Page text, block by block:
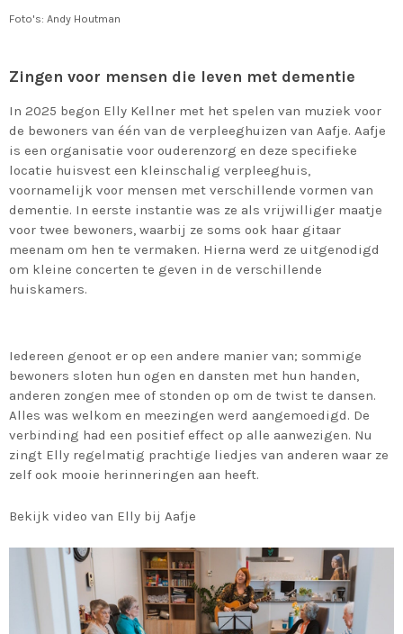
Foto's: Andy Houtman
Zingen voor mensen die leven met dementie
In 2025 begon Elly Kellner met het spelen van muziek voor
de bewoners van één van de verpleeghuizen van Aafje. Aafje
is een organisatie voor ouderenzorg en deze specifieke
locatie huisvest een kleinschalig verpleeghuis,
voornamelijk voor mensen met verschillende vormen van
dementie. In eerste instantie was ze als vrijwilliger maatje
voor twee bewoners, waarbij ze soms ook haar gitaar
meenam om hen te vermaken. Hierna werd ze uitgenodigd
om kleine concerten te geven in de verschillende
huiskamers.
Iedereen genoot er op een andere manier van; sommige
bewoners sloten hun ogen en dansten met hun handen,
anderen zongen mee of stonden op om de twist te dansen.
Alles was welkom en meezingen werd aangemoedigd. De
verbinding had een positief effect op alle aanwezigen. Nu
zingt Elly regelmatig prachtige liedjes van anderen waar ze
zelf ook mooie herinneringen aan heeft.
Bekijk video van Elly bij Aafje